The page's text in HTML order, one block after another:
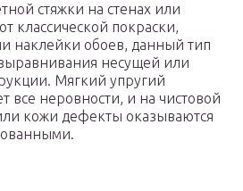
стяжки на стенах или
классической покраски,
наклейки обоев, данный тип
несущей или
Мягкий упругий
все неровности, и на чистовой
кожи дефекты оказываются